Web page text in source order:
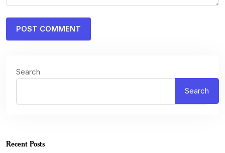
Search
Search
Recent Posts